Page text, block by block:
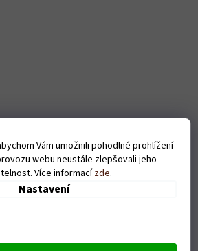
Vám umožnili pohodlné prohlížení
webu neustále zlepšovali jeho
Více informacízde.
Nastavení